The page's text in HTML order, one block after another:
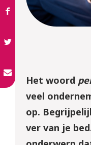
Het woord
veel
op.
ver van je